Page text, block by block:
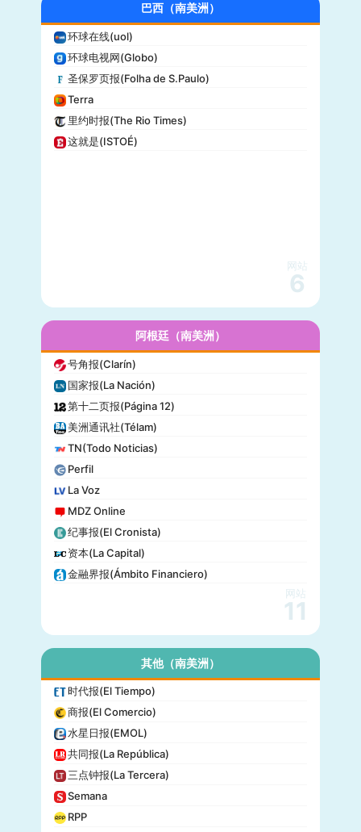
商业内幕(Business Insider)
iHeartRadio
纽约客(New Yorker)
娱乐周刊(Entertainment Weekly)
芝加哥论坛报(Chicago Tribune)
财富(Fortune)
纽约每日新闻(New York Daily News)
迈阿密先驱报(Miami Herald)
巴西（南美洲）
环球在线(uol)
环球电视网(Globo)
圣保罗页报(Folha de S.Paulo)
Terra
里约时报(The Rio Times)
这就是(ISTOÉ)
网站
6
阿根廷（南美洲）
号角报(Clarín)
国家报(La Nación)
第十二页报(Página 12)
美洲通讯社(Télam)
TN(Todo Noticias)
Perfil
La Voz
MDZ Online
纪事报(El Cronista)
资本(La Capital)
金融界报(Ámbito Financiero)
网站
11
其他（南美洲）
时代报(El Tiempo)
商报(El Comercio)
水星日报(EMOL)
共同报(La República)
三点钟报(La Tercera)
Semana
RPP